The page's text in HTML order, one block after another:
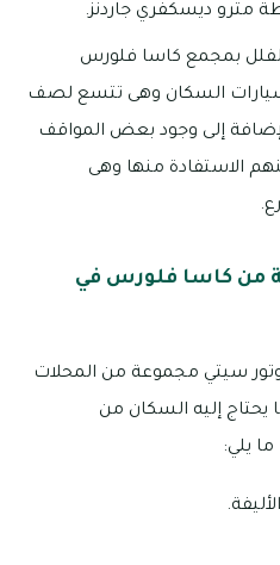
مترو ديسكفري جاردنز.
بمجمع كاسا فلورس
السكان وهى تتسع لصف
إلى وجود بعض المواقف
الاستفادة منها وهى
من كاسا فلورس في
سيتي مجموعة من المحلات
يحتاج إليه السكان من
يلي: